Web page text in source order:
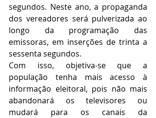
segundos. Neste ano, a propaganda
dos vereadores será pulverizada ao
longo da programação das
emissoras, em inserções de trinta a
sessenta segundos.
Com isso, objetiva-se que a
população tenha mais acesso à
informação eleitoral, pois não mais
abandonará os televisores ou
mudará para os canais da